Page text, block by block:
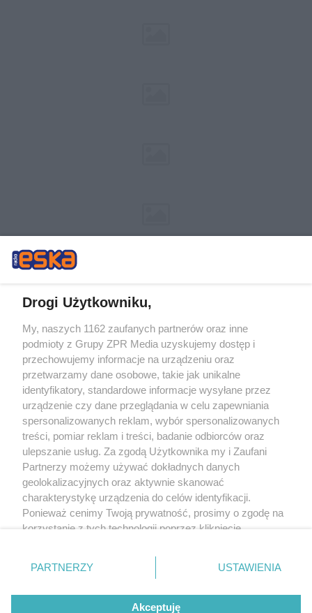
Żaden utwór zamieszczony w serwisie nie może być powielany i
rozpowszechniany lub dalej rozpowszechniany w jakikolwiek sposób (w
tym także elektroniczny lub mechaniczny) na jakimkolwiek polu
eksploatacji w jakiejkolwiek formie, włącznie z umieszczaniem w Internecie
bez pisemnej zgody właściciela praw. Jakiekolwiek użycie lub
wykorzystanie utworów w całości lub w części z naruszeniem prawa, tzn.
bez właściwej zgody, jest zabronione pod groźbą kary i może być ścigane
prawnie.
O nas
Drogi Użytkowniku,
My, naszych 1162 zaufanych partnerów oraz inne
podmioty z Grupy ZPR Media uzyskujemy dostęp i
przechowujemy informacje na urządzeniu oraz
przetwarzamy dane osobowe, takie jak unikalne
identyfikatory, standardowe informacje wysyłane przez
urządzenie czy dane przeglądania w celu zapewniania
spersonalizowanych reklam, wybór spersonalizowanych
treści, pomiar reklam i treści, badanie odbiorców oraz
ulepszanie usług. Za zgodą Użytkownika my i Zaufani
Partnerzy możemy używać dokładnych danych
geolokalizacyjnych oraz aktywnie skanować
charakterystykę urządzenia do celów identyfikacji.
Ponieważ cenimy Twoją prywatność, prosimy o zgodę na
korzystanie z tych technologii poprzez kliknięcie
zmienić/wycofać klikając przycisk ustawień prywatności
znajdujący się w lewym dolnym rogu strony
rodzaje przetwarzania danych nie wymagają zgody
użytkownika, ale masz prawo sprzeciwić się takiemu
PARTNERZY USTAWIENIA
Akceptuję